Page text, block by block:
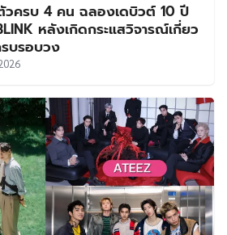
วครบ 4 คน ฉลองเดบิวต์ 10 ปี
หลังเกิดกระแสวิจารณ์เกี่ยว
บรอบวง